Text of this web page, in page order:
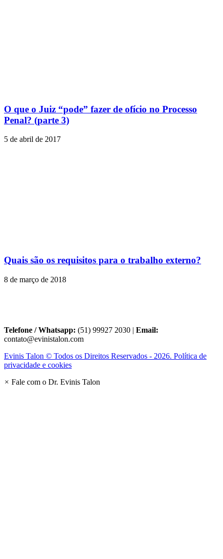
O que o Juiz “pode” fazer de ofício no Processo
Penal? (parte 3)
5 de abril de 2017
Quais são os requisitos para o trabalho externo?
8 de março de 2018
Telefone / Whatsapp: (51) 99927 2030 | Email:
contato@evinistalon.com
Evinis Talon © Todos os Direitos Reservados - 2026. Política de
privacidade e cookies
× Fale com o Dr. Evinis Talon